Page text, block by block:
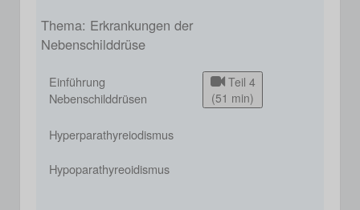
Thema: Erkrankungen der
Nebenschilddrüse
Einführung
Nebenschilddrüsen
Teil 4
(51 min)
Hyperparathyreiodismus
Hypoparathyreoidismus